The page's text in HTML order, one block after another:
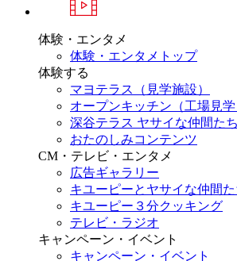
体験・エンタメ
体験・エンタメトップ
体験する
マヨテラス（見学施設）
オープンキッチン（工場見学
深谷テラス ヤサイな仲間た
おたのしみコンテンツ
CM・テレビ・エンタメ
広告ギャラリー
キユーピーとヤサイな仲間た
キユーピー３分クッキング
テレビ・ラジオ
キャンペーン・イベント
キャンペーン・イベント